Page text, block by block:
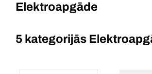
Elektroapgāde
5 kategorijās